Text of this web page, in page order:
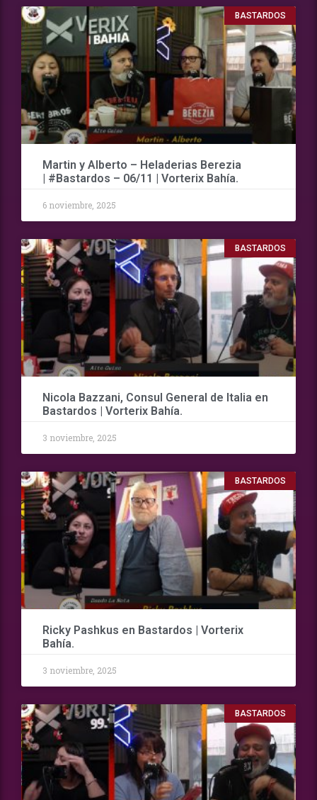
BASTARDOS
Martin y Alberto – Heladerias Berezia
| #Bastardos – 06/11 | Vorterix Bahía.
6 noviembre, 2025
BASTARDOS
Nicola Bazzani, Consul General de Italia en
Bastardos | Vorterix Bahía.
3 noviembre, 2025
BASTARDOS
Ricky Pashkus en Bastardos | Vorterix
Bahía.
3 noviembre, 2025
BASTARDOS